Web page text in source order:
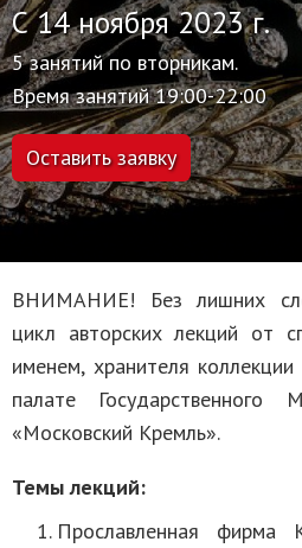
С 14 ноября 2023 г.
5 занятий по вторникам.
Время занятий 19:00-22:00
Оставить заявку
ВНИМАНИЕ! Без лишних
цикл авторских лекций от
именем, хранителя
палате Государственного
«Московский Кремль».
Темы лекций:
Прославленная